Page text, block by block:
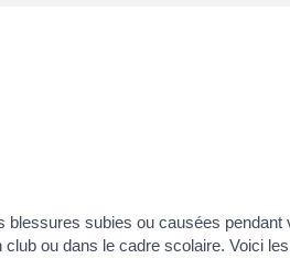
subies ou causées pendant
ou dans le cadre scolaire. Voici